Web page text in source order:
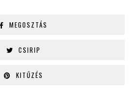
MEGOSZTÁS
CSIRIP
KITŰZÉS